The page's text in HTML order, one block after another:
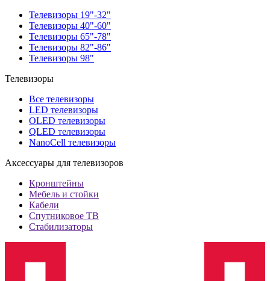
Телевизоры 19"-32"
Телевизоры 40"-60"
Телевизоры 65"-78"
Телевизоры 82"-86"
Телевизоры 98"
Телевизоры
Все телевизоры
LED телевизоры
OLED телевизоры
QLED телевизоры
NanoCell телевизоры
Аксессуары для телевизоров
Кронштейны
Мебель и стойки
Кабели
Спутниковое ТВ
Стабилизаторы